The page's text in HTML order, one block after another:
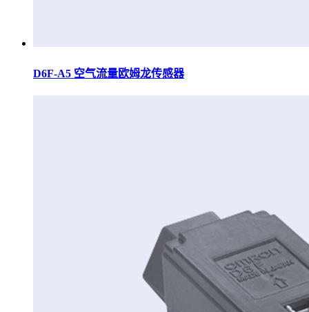
D6F-A5 空气流量欧姆龙传感器